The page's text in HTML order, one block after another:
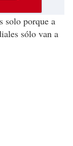
solo porque a
sólo van a